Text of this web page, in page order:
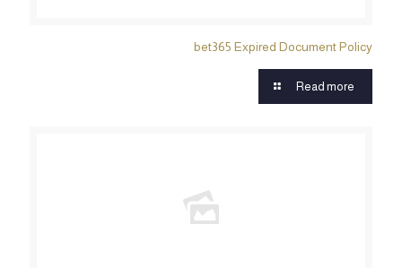
bet365 Expired Document Policy
Read more